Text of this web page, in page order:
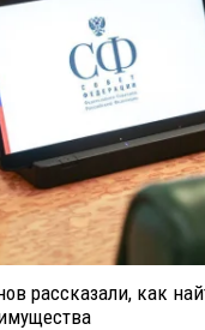
рассказали, как